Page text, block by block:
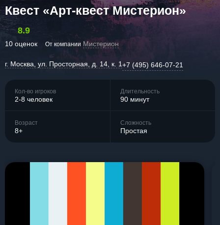
Квест «Арт-квест Мистерион»
8.9
10 оценок От компании Мистерион
г. Москва, ул. Просторная, д. 14, к. 1+7 (495) 646-07-21
Кол-во игроков
2-8 человек
Длительность
90 минут
Возраст
8+
Сложность
Простая